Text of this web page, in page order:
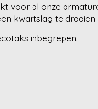
voor al onze
kwartslag te draaien
inbegrepen.